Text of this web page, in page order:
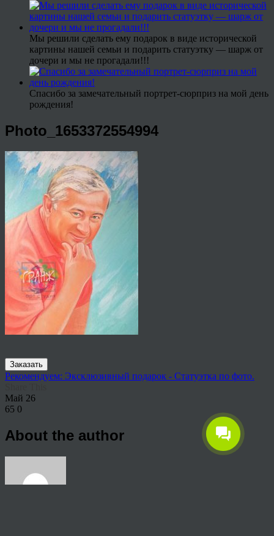
Мы решили сделать ему подарок в виде исторической
картины нашей семьи и подарить статуэтку — шарж от
дочери и мы не прогадали!!!
Спасибо за замечательный портрет-сюрприз на мой день
рождения!
Photo_1653372554994
Заказать
Рекомендуем: Эксклюзивный подарок - Статуэтка по фото.
Май 26
65 0
About the author